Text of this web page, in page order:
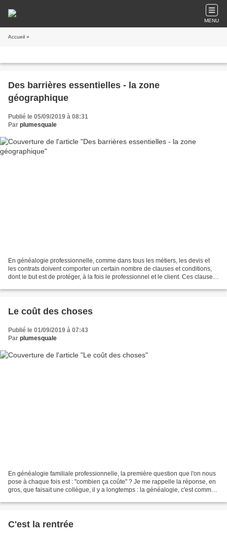
MENU
Accueil »
Des barrières essentielles - la zone
géographique
Publié le 05/09/2019 à 08:31
Par plumesquale
En généalogie professionnelle, comme dans tous les métiers, les devis et
les contrats doivent comporter un certain nombre de clauses et conditions,
dont le but est de protéger, à la fois le professionnel et le client. Ces clauses
Le coût des choses
Publié le 01/09/2019 à 07:43
Par plumesquale
En généalogie familiale professionnelle, la première question que l'on nous
pose à chaque fois est : "combien ça coûte" ? Je me rappelle la réponse, en
gros, que faisait une collègue, il y a longtemps : la généalogie, c'est comme
C'est la rentrée